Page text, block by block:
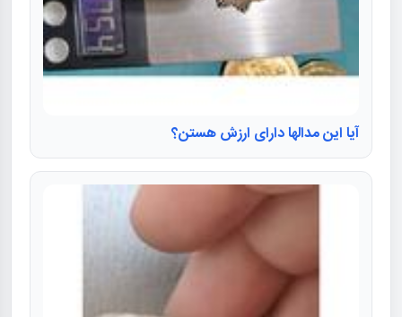
آیا این مدالها دارای ارزش هستن؟